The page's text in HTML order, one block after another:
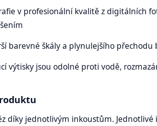
v profesionální kvalitě z digitálních
barevné škály a plynulejšího přechodu
výtisky jsou odolné proti vodě,
díky jednotlivým inkoustům. Jednotlivé